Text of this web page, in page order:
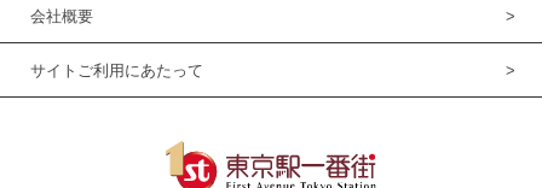
会社概要
サイトご利用にあたって